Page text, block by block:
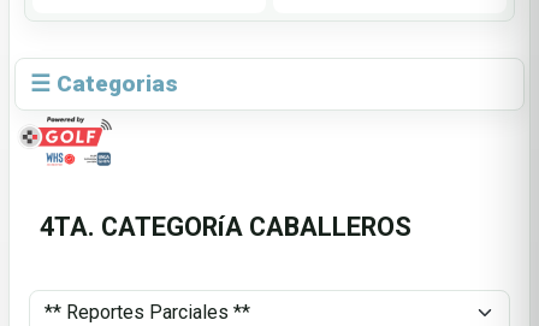
☰ Categorias
4TA. CATEGORíA CABALLEROS